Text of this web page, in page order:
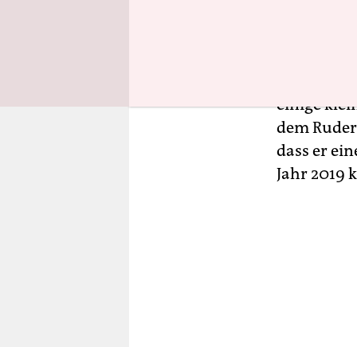
einige
dem
dass er
Jahr 2019